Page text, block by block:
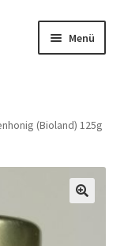
Menü
(Bioland) 125g